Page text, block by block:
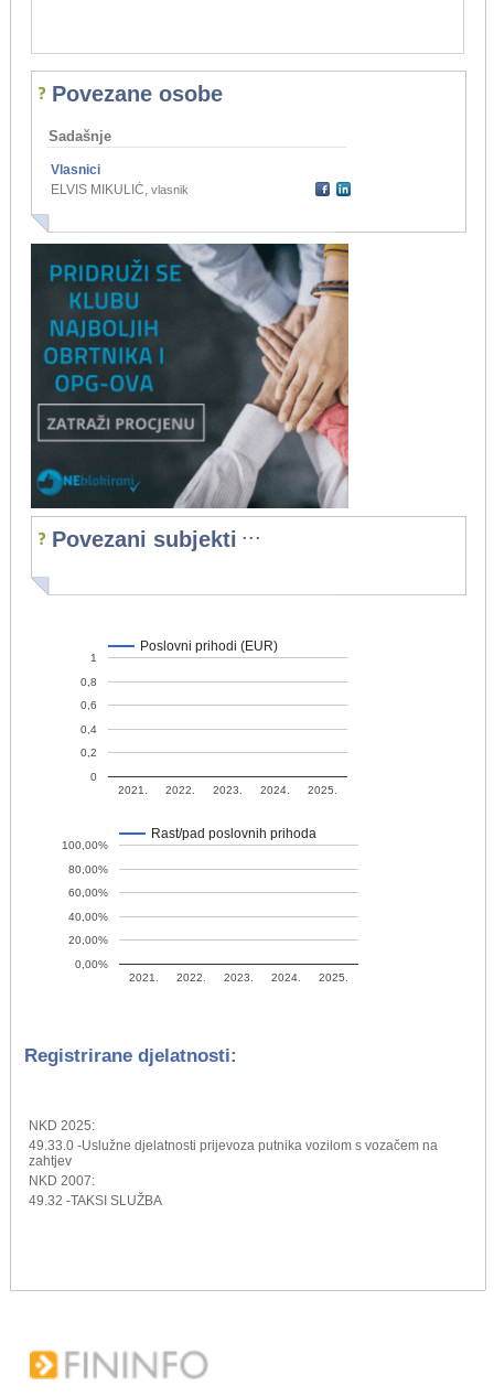
Povezane osobe
Sadašnje
Vlasnici
ELVIS MIKULIĆ, vlasnik
Povezani subjekti ...
Poslovni prihodi (EUR)
2021. 2022. 2023. 2024. 2025.
0
0,2
0,4
0,6
0,8
1
Rast/pad poslovnih prihoda
2021. 2022. 2023. 2024. 2025.
0,00%
20,00%
40,00%
60,00%
80,00%
100,00%
Registrirane djelatnosti:
NKD 2025:
49.33.0 -Uslužne djelatnosti prijevoza putnika vozilom s vozačem na
zahtjev
NKD 2007:
49.32 -TAKSI SLUŽBA